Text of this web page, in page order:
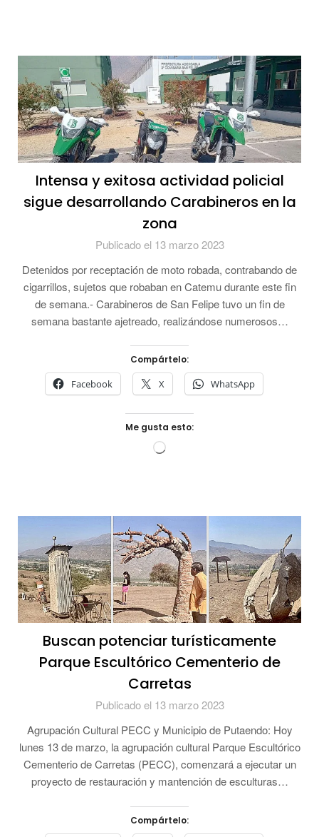
Intensa y exitosa actividad policial
sigue desarrollando Carabineros en la
zona
Publicado el 13 marzo 2023
Detenidos por receptación de moto robada, contrabando de
cigarrillos, sujetos que robaban en Catemu durante este fin
de semana.- Carabineros de San Felipe tuvo un fin de
semana bastante ajetreado, realizándose numerosos…
Compártelo:
Facebook X WhatsApp
Me gusta esto:
Cargando...
Buscan potenciar turísticamente
Parque Escultórico Cementerio de
Carretas
Publicado el 13 marzo 2023
Agrupación Cultural PECC y Municipio de Putaendo: Hoy
lunes 13 de marzo, la agrupación cultural Parque Escultórico
Cementerio de Carretas (PECC), comenzará a ejecutar un
proyecto de restauración y mantención de esculturas…
Compártelo: